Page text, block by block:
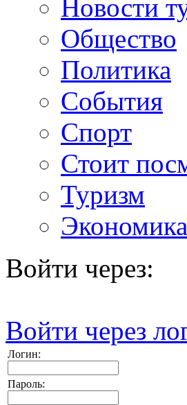
Новости
Общество
Политика
События
Спорт
Стоит
Туризм
Экономика
Войти через:
Войти через
Логин:
Пароль: